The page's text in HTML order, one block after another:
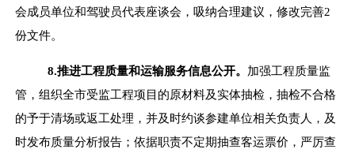
会成员单位和驾驶员代表座谈会，吸纳合理建议，修改完善2
份文件。
8.推进工程质量和运输服务信息公开。 加强工程质量监
管，组织全市受监工程项目的原材料及实体抽检，抽检不合格
的予于清场或返工处理，并及时约谈参建单位相关负责人，及
时发布质量分析报告；依据职责不定期抽查客运票价，严厉查